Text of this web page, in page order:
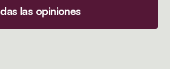
las opiniones